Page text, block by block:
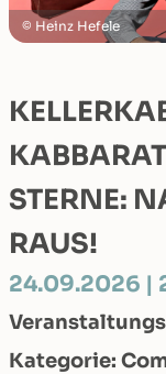
Heinz Hefele
STERNE:
RAUS!
24.09.2026 |
Kategorie: